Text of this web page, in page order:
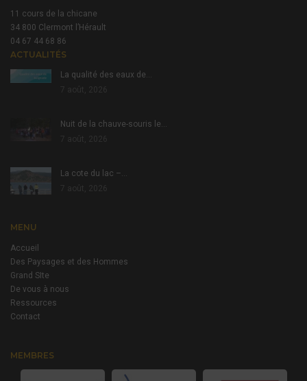
11 cours de la chicane
34 800 Clermont l’Hérault
04 67 44 68 86
ACTUALITÉS
La qualité des eaux de…
Nuit de la chauve-souris le…
La cote du lac –…
MENU
Accueil
Des Paysages et des Hommes
Grand SIte
De vous à nous
Ressources
Contact
MEMBRES